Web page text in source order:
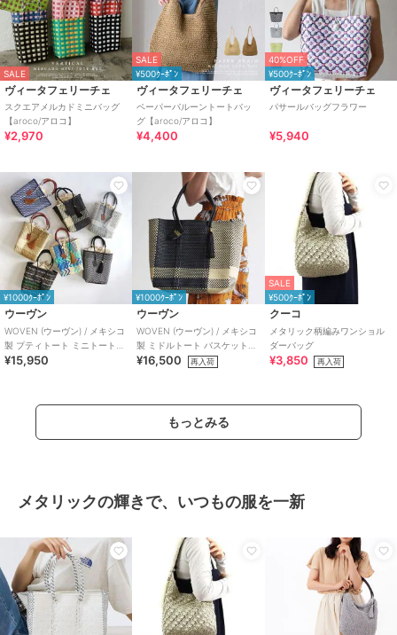
SALE
ヴィータフェリーチェ
スクエアメルカドミニバッグ
【aroco/アロコ】
¥2,970
SALE
¥500ｸｰﾎﾟﾝ
ヴィータフェリーチェ
ペーパーバルーントートバッ
グ【aroco/アロコ】
¥4,400
40%OFF
¥500ｸｰﾎﾟﾝ
ヴィータフェリーチェ
パサールバッグフラワー
¥5,940
¥1000ｸｰﾎﾟﾝ
ウーヴン
WOVEN (ウーヴン) / メキシコ
製 プティトート ミニトートバ
ッグ メルカドバッグ かごバッ
¥15,950
¥1000ｸｰﾎﾟﾝ
ウーヴン
WOVEN (ウーヴン) / メキシコ
製 ミドルトート バスケットバ
ッグ メルカドバッグ かごバッ
¥16,500 再入荷
SALE
¥500ｸｰﾎﾟﾝ
クーコ
メタリック柄編みワンショル
ダーバッグ
¥3,850 再入荷
もっとみる
メタリックの輝きで、いつもの服を一新